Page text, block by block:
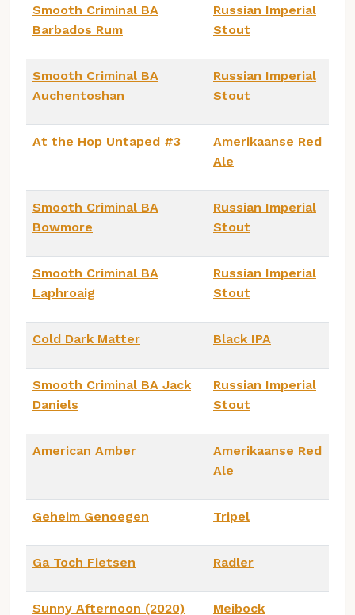
Smooth Criminal BA
Barbados Rum
Russian Imperial
Stout
Smooth Criminal BA
Auchentoshan
Russian Imperial
Stout
At the Hop Untaped #3
Amerikaanse Red
Ale
Smooth Criminal BA
Bowmore
Russian Imperial
Stout
Smooth Criminal BA
Laphroaig
Russian Imperial
Stout
Cold Dark Matter Black IPA
Smooth Criminal BA Jack
Daniels
Russian Imperial
Stout
American Amber
Amerikaanse Red
Ale
Geheim Genoegen Tripel
Ga Toch Fietsen Radler
Sunny Afternoon (2020) Meibock